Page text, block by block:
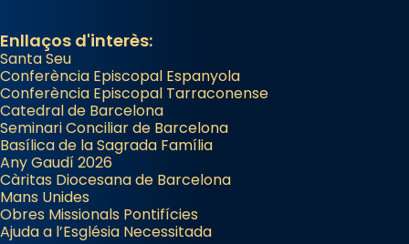
Enllaços d'interès:
Santa Seu
Conferència Episcopal Espanyola
Conferència Episcopal Tarraconense
Catedral de Barcelona
Seminari Conciliar de Barcelona
Basílica de la Sagrada Família
Any Gaudí 2026
Càritas Diocesana de Barcelona
Mans Unides
Obres Missionals Pontifícies
Ajuda a l’Església Necessitada